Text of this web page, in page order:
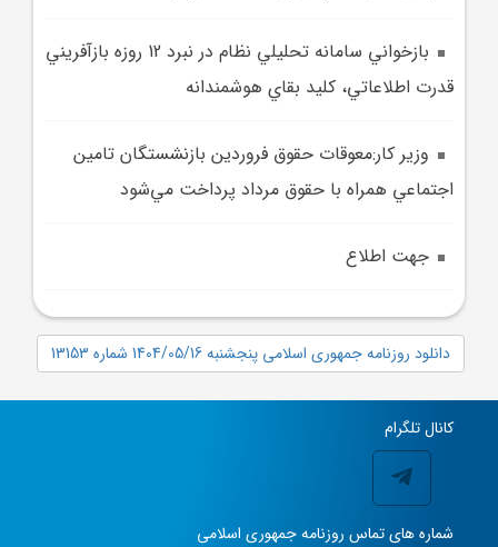
بازخواني سامانه تحليلي نظام در نبرد 12 روزه بازآفريني
قدرت اطلاعاتي، کليد بقاي هوشمندانه
وزير کار:معوقات حقوق فروردين بازنشستگان تامين
اجتماعي همراه با حقوق مرداد پرداخت مي‌شود
جهت اطلاع
دانلود روزنامه جمهوری اسلامی پنجشنبه 1404/05/16 شماره 13153
کانال تلگرام
شماره های تماس روزنامه جمهوری اسلامی